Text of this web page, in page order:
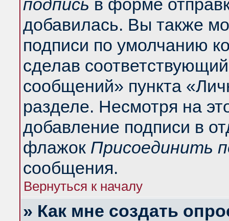
подпись в форме
добавилась. Вы также
подписи по умолчанию
сделав
сообщений» пункта
разделе. Несмотря на
добавление подписи в
флажок Присоединить
сообщения.
Вернуться к началу
» Как мне создать